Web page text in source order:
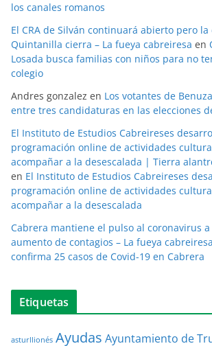
los canales romanos
El CRA de Silván continuará abierto pero la
Quintanilla cierra – La fueya cabreiresa en
Losada busca familias con niños para no
colegio
Andres gonzalez en Los votantes de
entre tres candidaturas en las elecciones
El Instituto de Estudios Cabreireses
programación online de actividades
acompañar a la desescalada | Tierra
en El Instituto de Estudios Cabreireses
programación online de actividades
acompañar a la desescalada
Cabrera mantiene el pulso al coronavirus
aumento de contagios – La fueya cabreiresa
confirma 25 casos de Covid-19 en Cabrera
Etiquetas
asturllionés Ayudas Ayuntamiento de